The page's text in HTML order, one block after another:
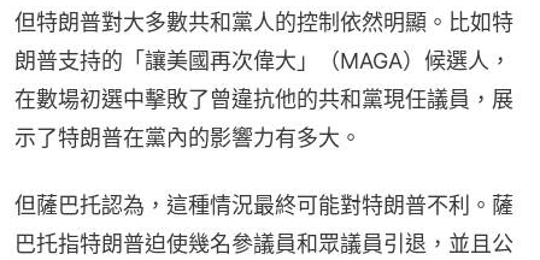
但特朗普對大多數共和黨人的控制依然明顯。比如特
朗普支持的「讓美國再次偉大」（MAGA）候選人，
在數場初選中擊敗了曾違抗他的共和黨現任議員，展
示了特朗普在黨內的影響力有多大。
但薩巴托認為，這種情況最終可能對特朗普不利。薩
巴托指特朗普迫使幾名參議員和眾議員引退，並且公